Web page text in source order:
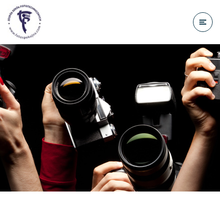
treści